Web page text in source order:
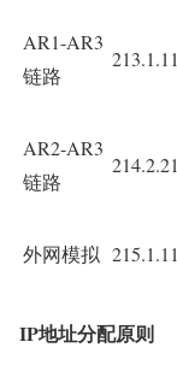
AR1-AR3
链路
AR2-AR3
链路
外网模拟
IP地址分配原则